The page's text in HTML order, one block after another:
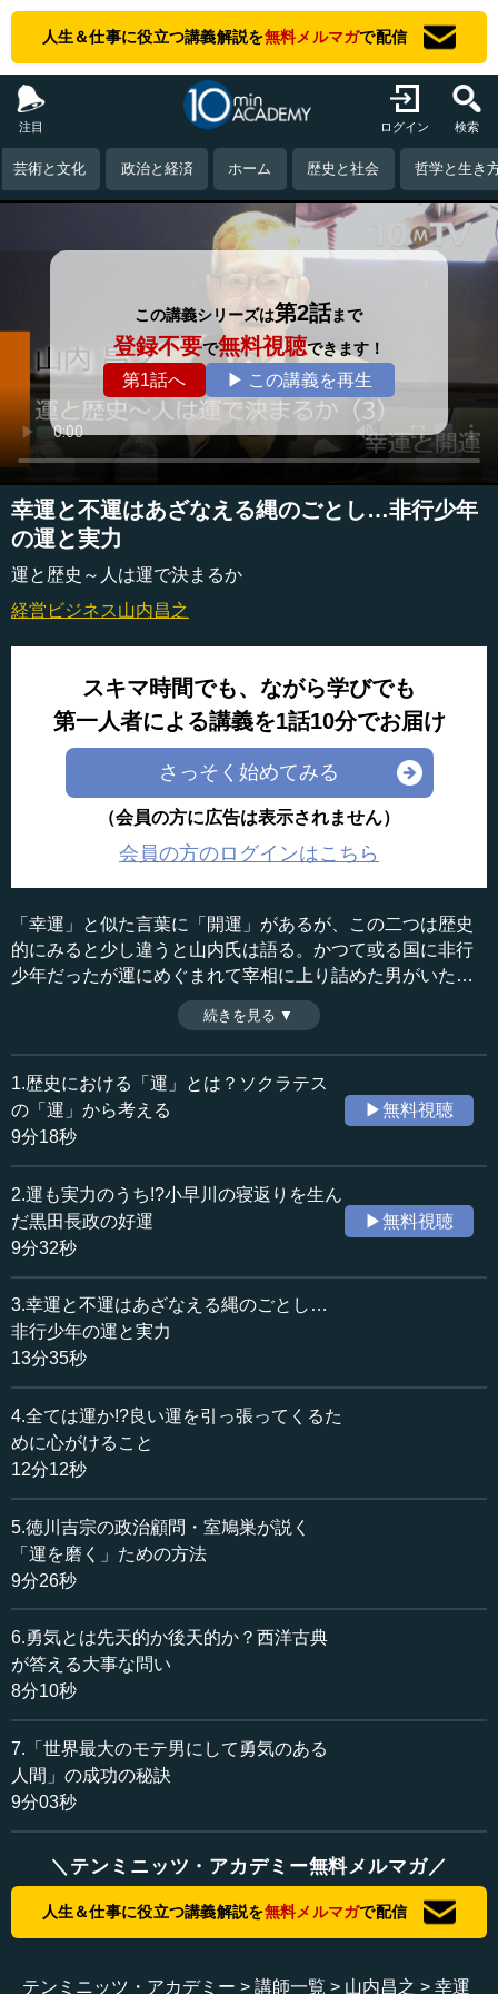
人生＆仕事に役立つ講義解説を無料メルマガで配信
注目 ログイン 検索
芸術と文化 政治と経済 ホーム 歴史と社会 哲学と生き
この講義シリーズは第2話まで
登録不要で無料視聴できます！
第1話へ ▶ この講義を再生
幸運と不運はあざなえる縄のごとし…非行少年
の運と実力
運と歴史～人は運で決まるか
経営ビジネス山内昌之
スキマ時間でも、ながら学びでも
第一人者による講義を1話10分でお届け
さっそく始めてみる
（会員の方に広告は表示されません）
会員の方のログインはこちら
「幸運」と似た言葉に「開運」があるが、この二つは歴史
的にみると少し違うと山内氏は語る。かつて或る国に非行
少年だったが運にめぐまれて宰相に上り詰めた男がいた
が、彼は本当に幸運だったのか。そもそも幸運とは何か。
また開運のためには何が必要か。具体的な事例を挙げなが
ら解説する。（2024年3月6日開催日本ビジネス協会JBCア
カデミア講演「運と歴史～人は運で決まるか」より、全7話
中第3話）
収録日：2024年3月6日
追加日：2024年5月2日
カテゴリー：
哲学・思想
≪全文≫
●才能も実力も乏しいが運にめぐまれて宰相に上り詰
日本人のわれわれであれば、「幸運」（グッドラックの
「ラック」）という言葉は分かる。もう1つ、「幸運」に似
た言葉に「開運」がある。じつは「幸運」は「開運」とは
運と実力について。片方だけに恵まれているという人も
中にはいると思います。実業あるいは官僚などで成功して
いく人には、運と実力の両方を兼ね備えている人も外見的
にはいるかもしれないけれど、実はほとんどの人は片方だ
けで出発している。運が良かった、あるいは実力はあっ
た。しかし、よくよく見ていくと、そこには微妙な重なり
次のような例は皆さんがあまりお聞きになったことのな
いケースでしょうから、今日、お話ししましょう。私の本
業、もともとの職業としての学問、つまりイスラム史や中
い。
主人公はこういう人です。若いときに、後にある意味で
成功した（日本風にいうと総理大臣までたどり着いた）男
は非行少年だった。
問題はどういう非行少年だったかということです。ただ
の非行少年だったら、のちに成功はしない。非行少年だっ
が良い、太っ腹、そして趣味といえば人にご馳走すること
続きを見る ▼
1.歴史における「運」とは？ソクラテス
の「運」から考える
9分18秒
▶無料視聴
2.運も実力のうち!?小早川の寝返りを生ん
だ黒田長政の好運
9分32秒
▶無料視聴
3.幸運と不運はあざなえる縄のごとし…
非行少年の運と実力
13分35秒
4.全ては運か!?良い運を引っ張ってくるた
めに心がけること
12分12秒
5.徳川吉宗の政治顧問・室鳩巣が説く
「運を磨く」ための方法
9分26秒
6.勇気とは先天的か後天的か？西洋古典
が答える大事な問い
8分10秒
7.「世界最大のモテ男にして勇気のある
人間」の成功の秘訣
9分03秒
＼テンミニッツ・アカデミー無料メルマガ／
人生＆仕事に役立つ講義解説を無料メルマガで配信
テンミニッツ・アカデミー 講師一覧 山内昌之 幸運